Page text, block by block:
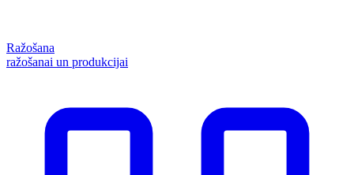
Ražošana
ražošanai un produkcijai